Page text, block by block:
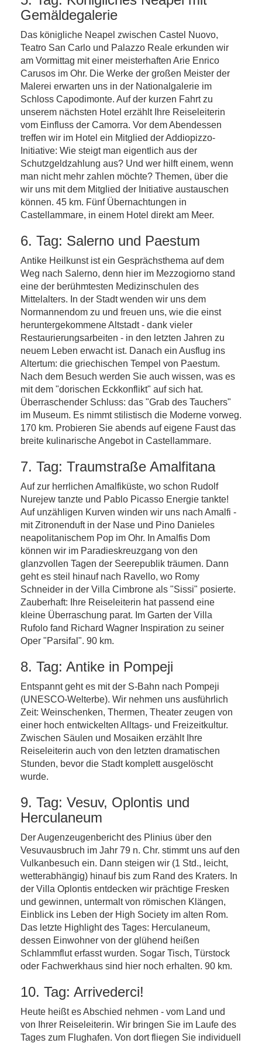
Gemäldegalerie
Das königliche Neapel zwischen Castel Nuovo,
Teatro San Carlo und Palazzo Reale erkunden wir
am Vormittag mit einer meisterhaften Arie Enrico
Carusos im Ohr. Die Werke der großen Meister der
Malerei erwarten uns in der Nationalgalerie im
Schloss Capodimonte. Auf der kurzen Fahrt zu
unserem nächsten Hotel erzählt Ihre Reiseleiterin
vom Einfluss der Camorra. Vor dem Abendessen
treffen wir im Hotel ein Mitglied der Addiopizzo-
Initiative: Wie steigt man eigentlich aus der
Schutzgeldzahlung aus? Und wer hilft einem, wenn
man nicht mehr zahlen möchte? Themen, über die
wir uns mit dem Mitglied der Initiative austauschen
können. 45 km. Fünf Übernachtungen in
Castellammare, in einem Hotel direkt am Meer.
6. Tag: Salerno und Paestum
Antike Heilkunst ist ein Gesprächsthema auf dem
Weg nach Salerno, denn hier im Mezzogiorno stand
eine der berühmtesten Medizinschulen des
Mittelalters. In der Stadt wenden wir uns dem
Normannendom zu und freuen uns, wie die einst
heruntergekommene Altstadt - dank vieler
Restaurierungsarbeiten - in den letzten Jahren zu
neuem Leben erwacht ist. Danach ein Ausflug ins
Altertum: die griechischen Tempel von Paestum.
Nach dem Besuch werden Sie auch wissen, was es
mit dem "dorischen Eckkonflikt" auf sich hat.
Überraschender Schluss: das "Grab des Tauchers"
im Museum. Es nimmt stilistisch die Moderne vorweg.
170 km. Probieren Sie abends auf eigene Faust das
breite kulinarische Angebot in Castellammare.
7. Tag: Traumstraße Amalfitana
Auf zur herrlichen Amalfiküste, wo schon Rudolf
Nurejew tanzte und Pablo Picasso Energie tankte!
Auf unzähligen Kurven winden wir uns nach Amalfi -
mit Zitronenduft in der Nase und Pino Danieles
neapolitanischem Pop im Ohr. In Amalfis Dom
können wir im Paradieskreuzgang von den
glanzvollen Tagen der Seerepublik träumen. Dann
geht es steil hinauf nach Ravello, wo Romy
Schneider in der Villa Cimbrone als "Sissi" posierte.
Zauberhaft: Ihre Reiseleiterin hat passend eine
kleine Überraschung parat. Im Garten der Villa
Rufolo fand Richard Wagner Inspiration zu seiner
Oper "Parsifal". 90 km.
8. Tag: Antike in Pompeji
Entspannt geht es mit der S-Bahn nach Pompeji
(UNESCO-Welterbe). Wir nehmen uns ausführlich
Zeit: Weinschenken, Thermen, Theater zeugen von
einer hoch entwickelten Alltags- und Freizeitkultur.
Zwischen Säulen und Mosaiken erzählt Ihre
Reiseleiterin auch von den letzten dramatischen
Stunden, bevor die Stadt komplett ausgelöscht
wurde.
9. Tag: Vesuv, Oplontis und
Herculaneum
Der Augenzeugenbericht des Plinius über den
Vesuvausbruch im Jahr 79 n. Chr. stimmt uns auf den
Vulkanbesuch ein. Dann steigen wir (1 Std., leicht,
wetterabhängig) hinauf bis zum Rand des Kraters. In
der Villa Oplontis entdecken wir prächtige Fresken
und gewinnen, untermalt von römischen Klängen,
Einblick ins Leben der High Society im alten Rom.
Das letzte Highlight des Tages: Herculaneum,
dessen Einwohner von der glühend heißen
Schlammflut erfasst wurden. Sogar Tisch, Türstock
oder Fachwerkhaus sind hier noch erhalten. 90 km.
10. Tag: Arrivederci!
Heute heißt es Abschied nehmen - vom Land und
von Ihrer Reiseleiterin. Wir bringen Sie im Laufe des
Tages zum Flughafen. Von dort fliegen Sie individuell